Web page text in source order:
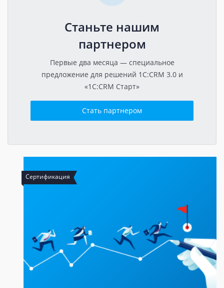
Станьте нашим
партнером
Первые два месяца — специальное
предложение для решений 1C:CRM 3.0 и
«1C:CRM Старт»
Стать партнером
Сертификация